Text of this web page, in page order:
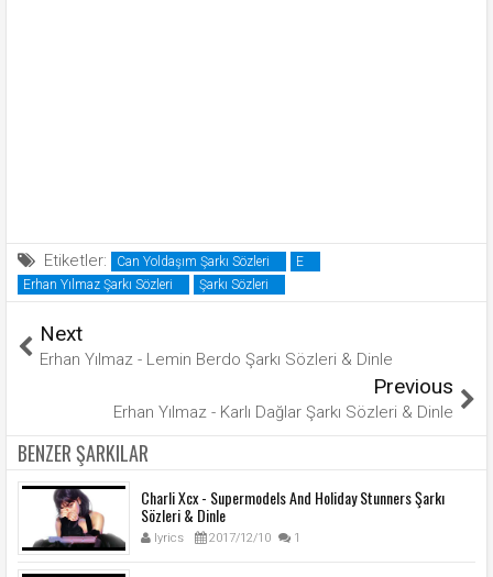
Etiketler: Can Yoldaşım Şarkı Sözleri
E
Erhan Yılmaz Şarkı Sözleri
Şarkı Sözleri
Next
Erhan Yılmaz - Lemin Berdo Şarkı Sözleri & Dinle
Previous
Erhan Yılmaz - Karlı Dağlar Şarkı Sözleri & Dinle
BENZER ŞARKILAR
Charli Xcx - Supermodels And Holiday Stunners Şarkı
Sözleri & Dinle
lyrics 2017/12/10 1